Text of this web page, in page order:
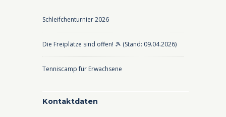
Schleifchenturnier 2026
Die Freiplätze sind offen! 🎾 (Stand: 09.04.2026)
Tenniscamp für Erwachsene
Kontaktdaten